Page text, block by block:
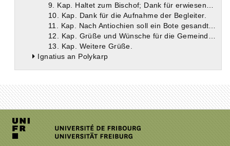
9. Kap. Haltet zum Bischof; Dank für erwiesene Liebe.
10. Kap. Dank für die Aufnahme der Begleiter.
11. Kap. Nach Antiochien soll ein Bote gesandt werden.
12. Kap. Grüße und Wünsche für die Gemeinde von Smyrna.
13. Kap. Weitere Grüße.
Ignatius an Polykarp